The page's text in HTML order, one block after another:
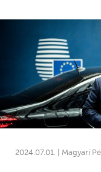
2024.07.01. | Magyari